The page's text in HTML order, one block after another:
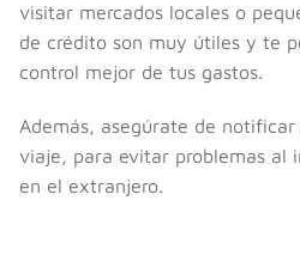
visitar mercados locales o
de crédito son muy útiles y te
control mejor de tus gastos.
Además, asegúrate de
viaje, para evitar problemas al
en el extranjero.